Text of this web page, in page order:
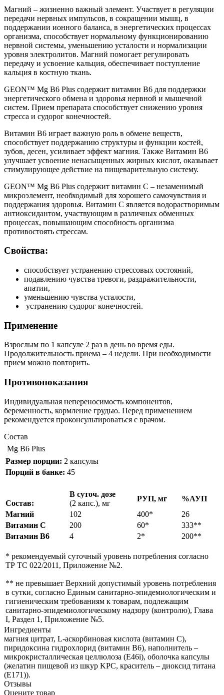
Магний – жизненно важный элемент. Участвует в регуляции
передачи нервных импульсов, в сокращении мышц, в
поддержании ионного баланса, в энергетических процессах
организма, способствует нормальному функционированию
нервной системы, уменьшению усталости и нормализации
уровня электролитов. Магний помогает регулировать
передачу и усвоение кальция, обеспечивает поступление
кальция в костную ткань.
GEON™ Mg B6 Plus содержит витамин B6 для поддержки
энергетического обмена и здоровья нервной и мышечной
систем. Прием препарата способствует снижению уровня
стресса и судорог конечностей.
Витамин B6 играет важную роль в обмене веществ,
способствует поддержанию структуры и функции костей,
зубов, десен, усиливает эффект магния. Также Витамин В6
улучшает усвоение ненасыщенных жирных кислот, оказывает
стимулирующее действие на пищеварительную систему.
GEON™ Mg B6 Plus содержит витамин C – незаменимый
микроэлемент, необходимый для хорошего самочувствия и
поддержания здоровья. Витамин С является водорастворимым
антиоксидантом, участвующим в различных обменных
процессах, повышающим способность организма
противостоять стрессам.
Свойства:
способствует устранению стрессовых состояний,
подавлению чувства тревоги, раздражительности,
апатии,
уменьшению чувства усталости,
устранению судорог конечностей.
Применение
Взрослым по 1 капсуле 2 раз в день во время еды.
Продолжительность приема – 4 недели. При необходимости
прием можно повторить.
Противопоказания
Индивидуальная непереносимость компонентов,
беременность, кормление грудью. Перед применением
рекомендуется проконсультироваться с врачом.
Состав
Mg B6 Plus
Размер порции: 2 капсулы
Порций в банке: 45
Состав:
В суточ. дозе
(2 капс.), мг
РУП, мг
%АУП
Магний
102 400*
26
Витамин C
200 60*
333**
Витамин B6
4 2* 200**
* рекомендуемый суточный уровень потребления согласно
ТР ТС 022/2011, Приложение №2.
** не превышает Верхний допустимый уровень потребления
в сутки, согласно Единым санитарно-эпидемиологическим и
гигиеническим требованиям к товарам, подлежащим
санитарно-эпидемиологическому надзору (контролю), Глава
I, Раздел 1, Приложение №5.
Ингредиенты
магния цитрат, L-аскорбиновая кислота (витамин C),
пиридоксина гидрохлорид (витамин B6), наполнитель –
микрокристаллическая целлюлоза (E46i), оболочка капсулы
(желатин пищевой из шкур KPC, краситель – диоксид титана
(E171)).
Отзывы
Оцените товар